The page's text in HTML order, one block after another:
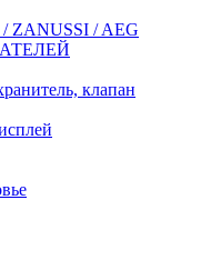
ZANUSSI / AEG
клапан